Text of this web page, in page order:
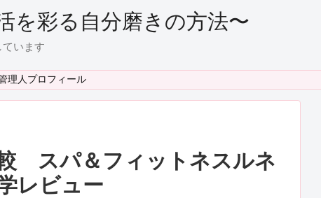
彩る自分磨きの方法〜
います
理人プロフィール
スパ＆フィットネスルネ
レビュー